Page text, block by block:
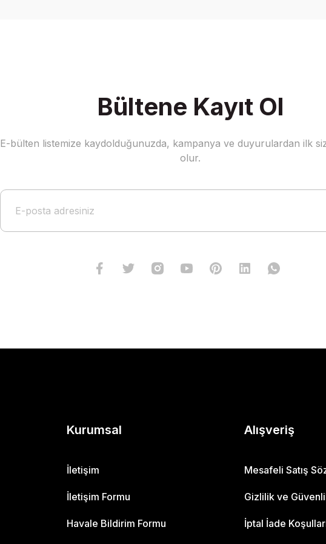
Bültene Kayıt Ol
E-bülten listemize kaydolduğunuzda, kampanya ve duyurulardan ilk
olur.
Kurumsal
İletişim
İletişim Formu
Havale Bildirim Formu
Alışveriş
Mesafeli Satış
Gizlilik ve
İptal İade